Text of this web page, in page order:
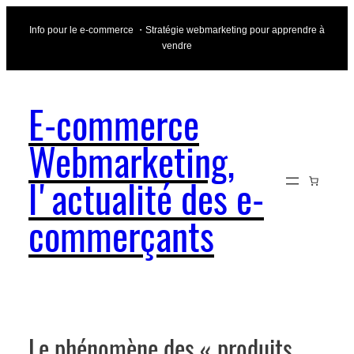
Info pour le e-commerce ・Stratégie webmarketing pour apprendre à
vendre
E-commerce
Webmarketing,
l'actualité des e-
commerçants